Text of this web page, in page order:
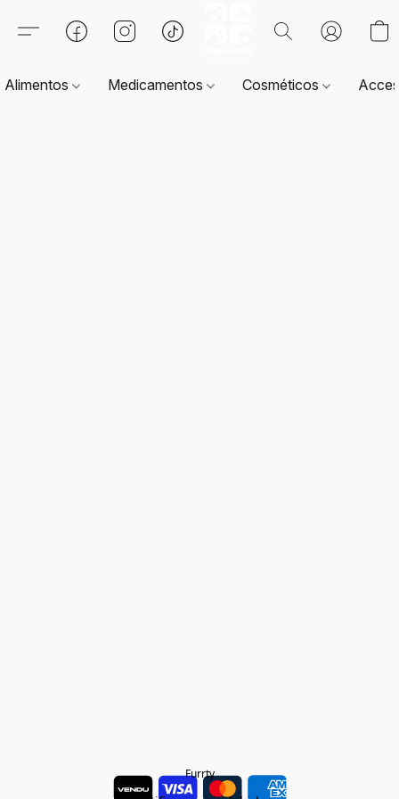
Alimentos Medicamentos Cosméticos
Furrty